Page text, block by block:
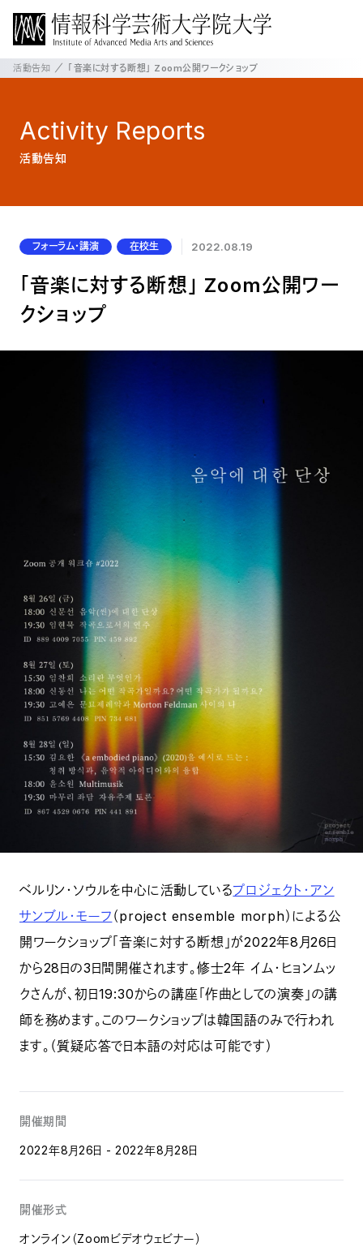
活動告知 「音楽に対する断想」 Zoom公開ワークショップ
Activity Reports
活動告知
フォーラム・講演 在校生 2022.08.19
「音楽に対する断想」 Zoom公開ワー
クショップ
ベルリン・ソウルを中心に活動しているプロジェクト・アン
サンブル・モーフ （project ensemble morph）による公
開ワークショップ「音楽に対する断想」が2022年8月26日
から28日の3日間開催されます。修士2年 イム・ヒョンムッ
クさんが、初日19:30からの講座「作曲としての演奏」の講
師を務めます。このワークショップは韓国語のみで行われ
ます。（質疑応答で日本語の対応は可能です）
開催期間
2022年8月26日 - 2022年8月28日
開催形式
オンライン（Zoomビデオウェビナー）